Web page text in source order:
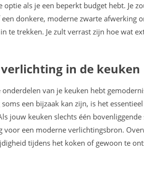
optie als je een beperkt budget hebt. Je
donkere, moderne zwarte afwerking
te trekken. Je zult verrast zijn hoe wat
in de keuken
van je keuken hebt
een bijzaak kan zijn, is het
jouw keuken slechts één
een moderne verlichtingsbron.
tijdens het koken of gewoon te